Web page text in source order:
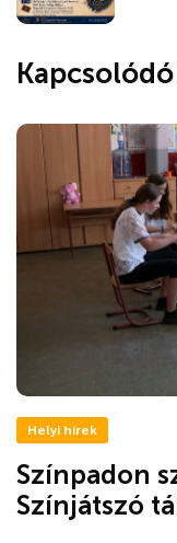
Helyi hírek
Színpadon
Színjátszó